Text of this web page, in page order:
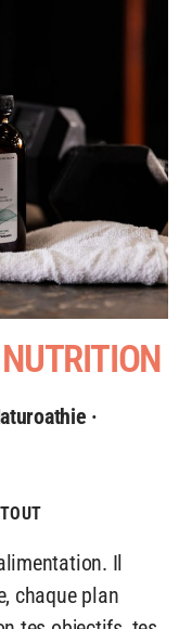
·
Il
chaque plan